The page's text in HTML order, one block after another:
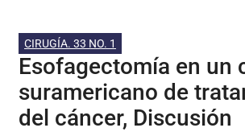
CIRUGÍA. 33 NO. 1
Esofagectomía en un
suramericano de
del cáncer, Discusión